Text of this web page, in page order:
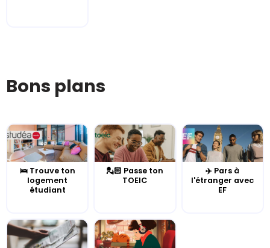
Bons plans
🛌 Trouve ton
logement
étudiant
💂🏻 Passe ton
TOEIC
✈️ Pars à
l'étranger avec
EF